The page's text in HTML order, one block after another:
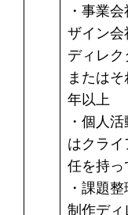
・事業
ザイン
ディレク
または
年以上
・個人
はクラ
任を持
・課題
制作デ